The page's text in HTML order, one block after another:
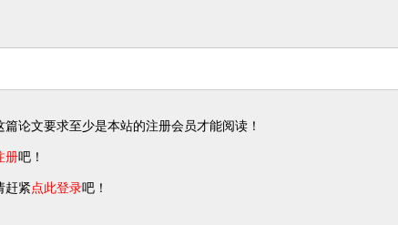
论文要求至少是本站的注册会员才能阅读！
册吧！
赶紧点此登录吧！